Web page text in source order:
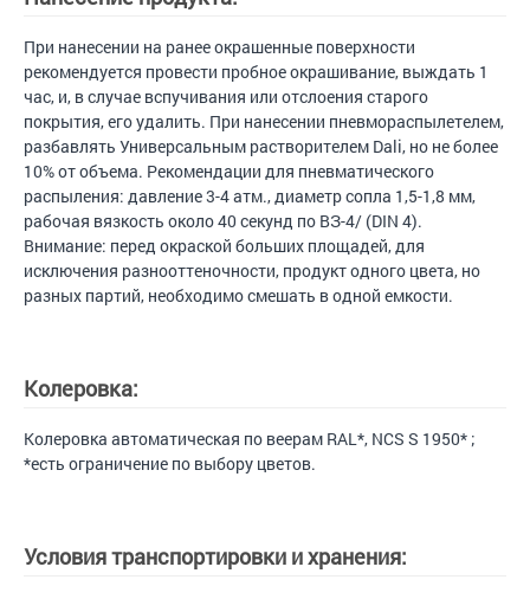
При нанесении на ранее окрашенные поверхности
рекомендуется провести пробное окрашивание, выждать 1
час, и, в случае вспучивания или отслоения старого
покрытия, его удалить. При нанесении пневмораспылетелем,
разбавлять Универсальным растворителем Dali, но не более
10% от объема. Рекомендации для пневматического
распыления: давление 3-4 атм., диаметр сопла 1,5-1,8 мм,
рабочая вязкость около 40 секунд по ВЗ-4/ (DIN 4).
Внимание: перед окраской больших площадей, для
исключения разнооттеночности, продукт одного цвета, но
разных партий, необходимо смешать в одной емкости.
Колеровка:
Колеровка автоматическая по веерам RAL*, NCS S 1950* ;
*есть ограничение по выбору цветов.
Условия транспортировки и хранения: